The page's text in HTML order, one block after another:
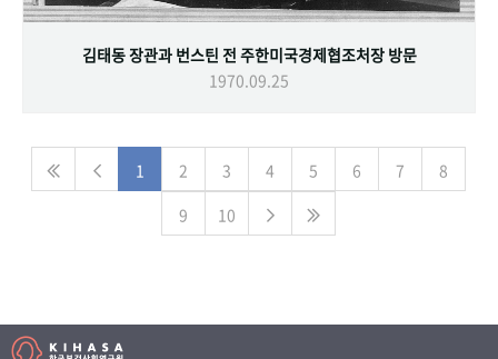
김태동 장관과 번스틴 전 주한미국경제협조처장 방문
1970.09.25
1 2 3 4 5 6 7
8
9
10